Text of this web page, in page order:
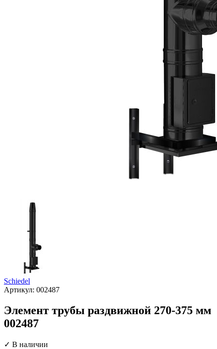
Schiedel
Артикул: 002487
Элемент трубы раздвижной 270-375 мм
002487
✓ В наличии